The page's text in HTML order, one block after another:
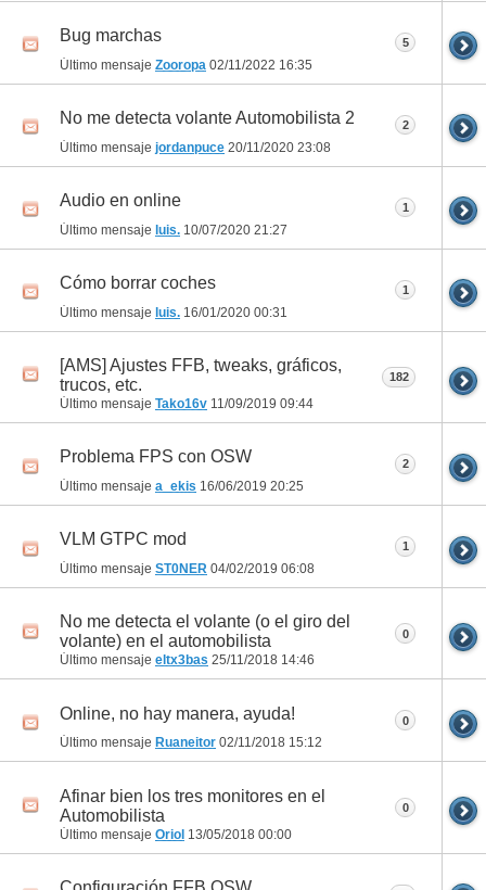
Bug marchas
Último mensaje Zooropa 02/11/2022 16:35
5
No me detecta volante Automobilista 2
Último mensaje jordanpuce 20/11/2020 23:08
2
Audio en online
Último mensaje luis. 10/07/2020 21:27
1
Cómo borrar coches
Último mensaje luis. 16/01/2020 00:31
1
[AMS] Ajustes FFB, tweaks, gráficos,
trucos, etc.
Último mensaje Tako16v 11/09/2019 09:44
182
Problema FPS con OSW
Último mensaje a_ekis 16/06/2019 20:25
2
VLM GTPC mod
Último mensaje ST0NER 04/02/2019 06:08
1
No me detecta el volante (o el giro del
volante) en el automobilista
Último mensaje eltx3bas 25/11/2018 14:46
0
Online, no hay manera, ayuda!
Último mensaje Ruaneitor 02/11/2018 15:12
0
Afinar bien los tres monitores en el
Automobilista
Último mensaje Oriol 13/05/2018 00:00
0